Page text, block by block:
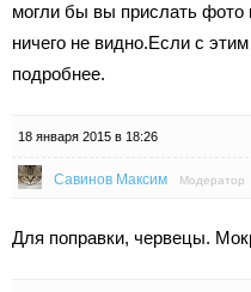
могли бы вы прислать фото
ничего не видно.Если с
подробнее.
18 января 2015 в 18:26
Савинов Максим Модератор
Для поправки, червецы.